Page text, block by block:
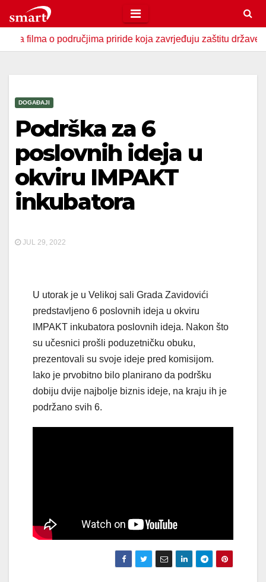
to
content
o područjima priride koja zavrjeđuju zaštitu države U
DOGAĐAJI
Podrška za 6
poslovnih ideja u
okviru IMPAKT
inkubatora
JUL 29, 2022
U utorak je u Velikoj sali Grada Zavidovići
predstavljeno 6 poslovnih ideja u okviru
IMPAKT inkubatora poslovnih ideja. Nakon što
su učesnici prošli poduzetničku obuku,
prezentovali su svoje ideje pred komisijom.
Iako je prvobitno bilo planirano da podršku
dobiju dvije najbolje biznis ideje, na kraju ih je
podržano svih 6.